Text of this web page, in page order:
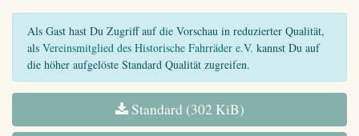
Als Gast hast Du Zugriff auf die Vorschau in reduzierter Qualität,
als Vereinsmitglied des Historische Fahrräder e.V. kannst Du auf
die höher aufgelöste Standard Qualität zugreifen.
Standard (302 KiB)